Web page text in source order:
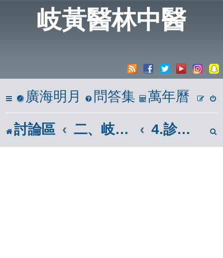
岐黃醫林中醫
廣海明月 問答集 萬年曆
討論區 二、岐黃懸壺居 4.診斷、醫理、病理